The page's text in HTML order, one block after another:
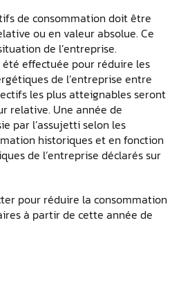
de consommation doit être
ou en valeur absolue. Ce
de l’entreprise.
été effectuée pour réduire les
de l’entreprise entre
les plus atteignables seront
relative. Une année de
par l’assujetti selon les
historiques et en fonction
de l’entreprise déclarés sur
pour réduire la consommation
à partir de cette année de